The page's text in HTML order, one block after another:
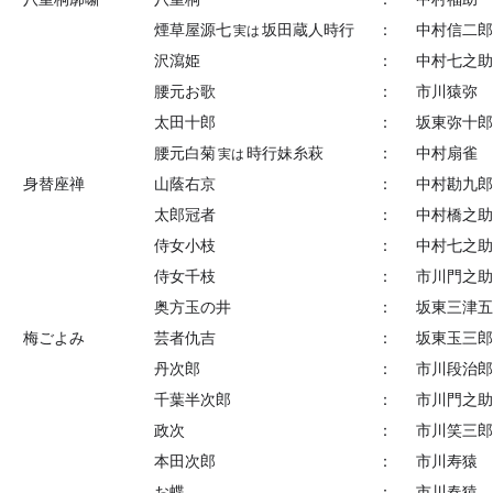
煙草屋源七実は 坂田蔵人時行 ：
中村信二郎
沢瀉姫
：
中村七之助
腰元お歌
：
市川猿弥
太田十郎
：
坂東弥十郎
腰元白菊実は 時行妹糸萩 ：
中村扇雀
身替座禅
山蔭右京 ：
中村勘九郎
太郎冠者
：
中村橋之助
侍女小枝
：
中村七之助
侍女千枝
：
市川門之助
奥方玉の井
：
坂東三津
梅ごよみ
芸者仇吉 ：
坂東玉三郎
丹次郎
：
市川段治郎
千葉半次郎
：
市川門之助
政次
：
市川笑三郎
本田次郎
：
市川寿猿